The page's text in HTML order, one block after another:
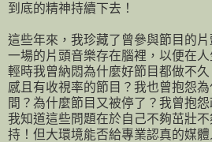
到底的精神持續下去！
這些年來，我珍藏了曾參與節目的
一場的片頭音樂存在腦裡，以便在
輕時我曾納悶為什麼好節目都做不
感且有收視率的節目？我也曾抱怨
間？為什麼節目又被停了？我曾抱
我知道這些問題在於自己不夠茁壯
持！但大環境能否給專業認真的媒